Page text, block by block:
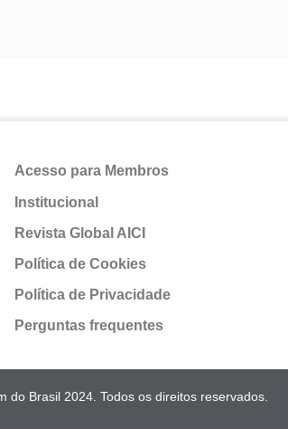
Acesso para Membros
Institucional
Revista Global AICI
Política de Cookies
Política de Privacidade
Perguntas frequentes
do Brasil 2024. Todos os direitos reservados.